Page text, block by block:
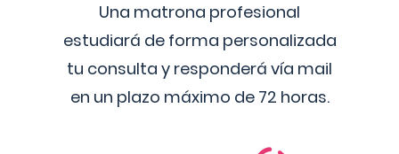
Una matrona profesional
estudiará de forma personalizada
tu consulta y responderá vía mail
en un plazo máximo de 72 horas.